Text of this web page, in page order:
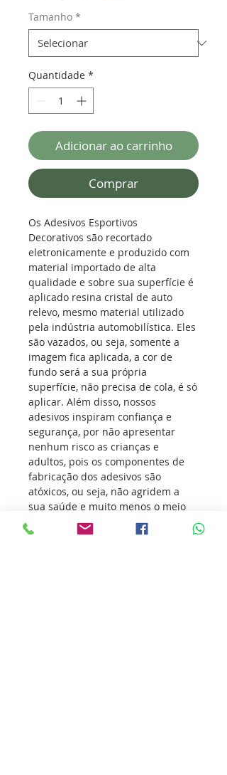
Tamanho *
Quantidade *
Adicionar ao carrinho
Comprar
Os Adesivos Esportivos
Decorativos são recortado
eletronicamente e produzido com
material importado de alta
qualidade e sobre sua superfície é
aplicado resina cristal de auto
relevo, mesmo material utilizado
pela indústria automobilística. Eles
são vazados, ou seja, somente a
imagem fica aplicada, a cor de
fundo será a sua própria
superfície, não precisa de cola, é só
aplicar. Além disso, nossos
adesivos inspiram confiança e
segurança, por não apresentar
nenhum risco as crianças e
adultos, pois os componentes de
fabricação dos adesivos são
atóxicos, ou seja, não agridem a
sua saúde e muito menos o meio